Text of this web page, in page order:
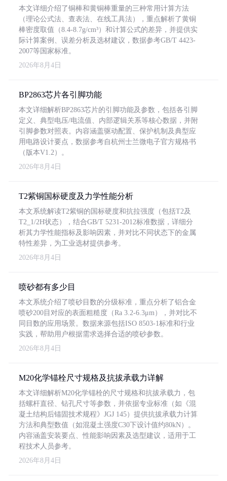
本文详细介绍了铜棒和黄铜棒重量的三种常用计算方法
（理论公式法、查表法、在线工具法），重点解析了黄铜
棒密度取值（8.4-8.7g/cm³）和计算公式的差异，并提供实
际计算案例、误差分析及选材建议，数据参考GB/T 4423-
2007等国家标准。
2026年8月4日
BP2863芯片各引脚功能
本文详细解析BP2863芯片的引脚功能及参数，包括各引脚
定义、典型电压/电流值、内部逻辑关系等核心数据，并附
引脚参数对照表。内容涵盖驱动配置、保护机制及典型应
用电路设计要点，数据参考自杭州士兰微电子官方规格书
（版本V1.2）。
2026年8月4日
T2紫铜国标硬度及力学性能分析
本文系统解读T2紫铜的国标硬度和抗拉强度（包括T2及
T2_1/2H状态），结合GB/T 5231-2012标准数据，详细分
析其力学性能指标及影响因素，并对比不同状态下的金属
特性差异，为工业选材提供参考。
2026年8月4日
喷砂都有多少目
本文系统介绍了喷砂目数的分级标准，重点分析了铝合金
喷砂200目对应的表面粗糙度（Ra 3.2-6.3μm），并对比不
同目数的应用场景。数据来源包括ISO 8503-1标准和行业
实践，帮助用户根据需求选择合适的喷砂参数。
2026年8月4日
M20化学锚栓尺寸规格及抗拔承载力详解
本文详细解析M20化学锚栓的尺寸规格和抗拔承载力，包
括螺杆直径、钻孔尺寸等参数，并依据专业标准（如《混
凝土结构后锚固技术规程》JGJ 145）提供抗拔承载力计算
方法和典型数值（如混凝土强度C30下设计值约80kN）。
内容涵盖安装要点、性能影响因素及选型建议，适用于工
程技术人员参考。
2026年8月4日